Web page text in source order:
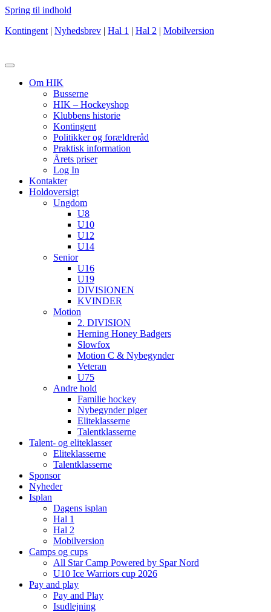
Spring til indhold
Kontingent | Nyhedsbrev | Hal 1 | Hal 2 | Mobilversion
Om HIK
Busserne
HIK – Hockeyshop
Klubbens historie
Kontingent
Politikker og forældreråd
Praktisk information
Årets priser
Log In
Kontakter
Holdoversigt
Ungdom
U8
U10
U12
U14
Senior
U16
U19
DIVISIONEN
KVINDER
Motion
2. DIVISION
Herning Honey Badgers
Slowfox
Motion C & Nybegynder
Veteran
U75
Andre hold
Familie hockey
Nybegynder piger
Eliteklasserne
Talentklasserne
Talent- og eliteklasser
Eliteklasserne
Talentklasserne
Sponsor
Nyheder
Isplan
Dagens isplan
Hal 1
Hal 2
Mobilversion
Camps og cups
All Star Camp Powered by Spar Nord
U10 Ice Warriors cup 2026
Pay and play
Pay and Play
Isudlejning